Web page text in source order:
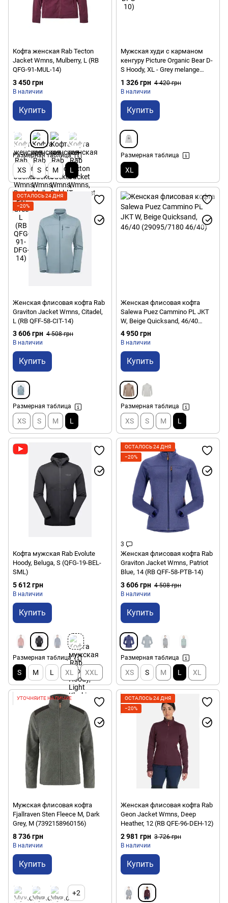
Кофта женская Rab Tecton
Jacket Wmns, Mulberry, L (RB
QFG-91-MUL-14)
3 450 грн
В наличии
Купить
Размерная таблица
XS S M L
Мужская худи с карманом
кенгуру Picture Organic Bear D-
S Hoody, XL - Grey melange
(MSW332A-XL)
1 326 грн 4 420 грн
В наличии
Купить
Размерная таблица
XL
ОСТАЛОСЬ 24 ДНЯ
−20%
Женская флисовая кофта Rab
Graviton Jacket Wmns, Citadel,
L (RB QFF-58-CIT-14)
3 606 грн 4 508 грн
В наличии
Купить
Размерная таблица
XS S M L
Женская флисовая кофта
Salewa Puez Cammino PL JKT
W, Beige Quicksand, 46/40
(29095/7180 46/40)
4 950 грн
В наличии
Купить
Размерная таблица
XS S M L
Кофта мужская Rab Evolute
Hoody, Beluga, S (QFG-19-BEL-
SML)
5 612 грн
В наличии
Купить
Размерная таблица
S M L XL XXL
ОСТАЛОСЬ 24 ДНЯ
−20%
3
Женская флисовая кофта Rab
Graviton Jacket Wmns, Patriot
Blue, 14 (RB QFF-58-PTB-14)
3 606 грн 4 508 грн
В наличии
Купить
Размерная таблица
XS S M L XL
УТОЧНЯЙТЕ НАЛИЧИЕ
Мужская флисовая кофта
Fjallraven Sten Fleece M, Dark
Grey, M (7392158960156)
8 736 грн
В наличии
Купить
+2
ОСТАЛОСЬ 24 ДНЯ
−20%
Женская флисовая кофта Rab
Geon Jacket Wmns, Deep
Heather, 12 (RB QFE-96-DEH-12)
2 981 грн 3 726 грн
В наличии
Купить